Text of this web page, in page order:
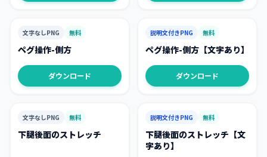
文字なしPNG 無料
ペグ操作-側方
ダウンロード
説明文付きPNG 無料
ペグ操作-側方【文字あり】
ダウンロード
文字なしPNG 無料
下腿後面のストレッチ
説明文付きPNG 無料
下腿後面のストレッチ【文
字あり】